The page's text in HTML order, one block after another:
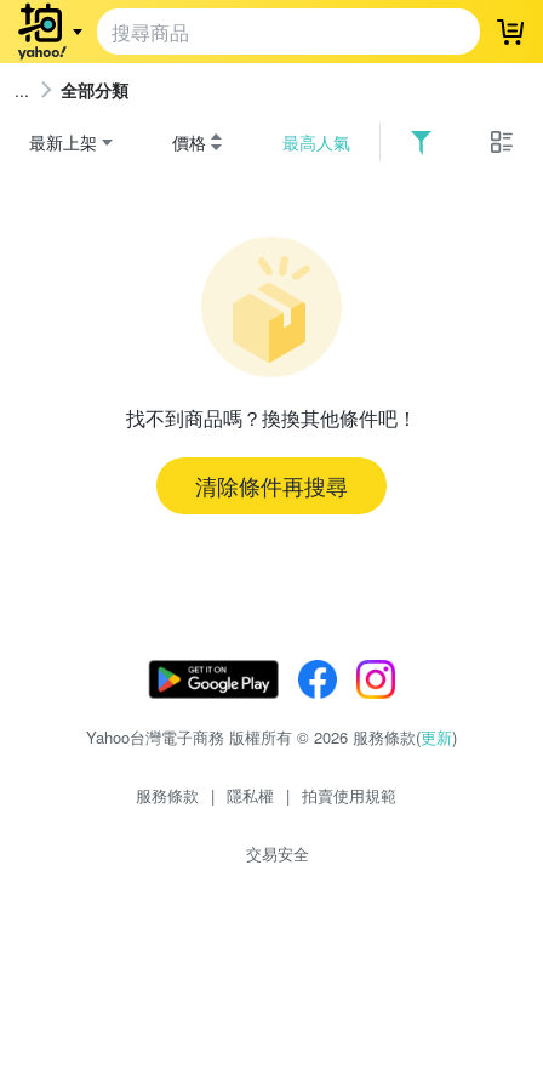
登
全部分類
最新上架 價格 最高人氣
找不到商品嗎？換換其他條件吧！
清除條件再搜尋
Yahoo台灣電子商務 版權所有 © 2026 服務條款(更新)
服務條款 | 隱私權 | 拍賣使用規範
交易安全